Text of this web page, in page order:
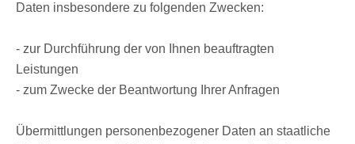
Daten insbesondere zu folgenden Zwecken:
- zur Durchführung der von Ihnen beauftragten
Leistungen
- zum Zwecke der Beantwortung Ihrer Anfragen
Übermittlungen personenbezogener Daten an staatliche